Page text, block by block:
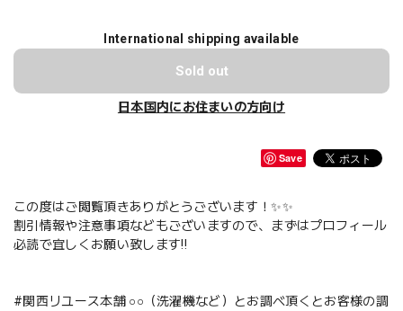
International shipping available
Sold out
日本国内にお住まいの方向け
Save
この度はご閲覧頂きありがとうございます！✨✨
割引情報や注意事項などもございますので、まずはプロフィール
必読で宜しくお願い致します‼️
#関西リユース本舗 ○○（洗濯機など）とお調べ頂くとお客様の調